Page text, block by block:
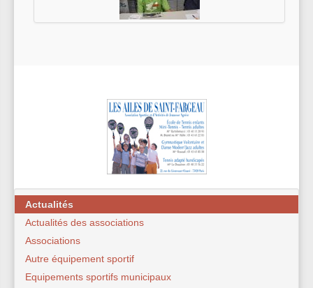
Actualités
Actualités des associations
Associations
Autre équipement sportif
Equipements sportifs municipaux